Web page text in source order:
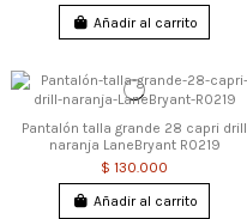
Añadir al carrito
Pantalón talla grande 28 capri drill
naranja LaneBryant R0219
$ 130.000
Añadir al carrito